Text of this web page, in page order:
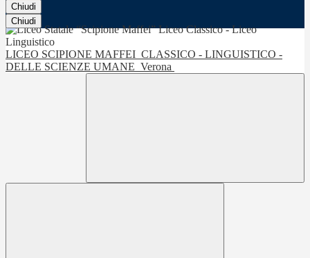
Chiudi
Chiudi
LICEO SCIPIONE MAFFEI CLASSICO - LINGUISTICO -
DELLE SCIENZE UMANE Verona